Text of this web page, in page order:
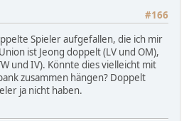
#166
Spieler aufgefallen, die ich mir
ist Jeong doppelt (LV und OM),
und IV). Könnte dies vielleicht mit
zusammen hängen? Doppelt
ja nicht haben.